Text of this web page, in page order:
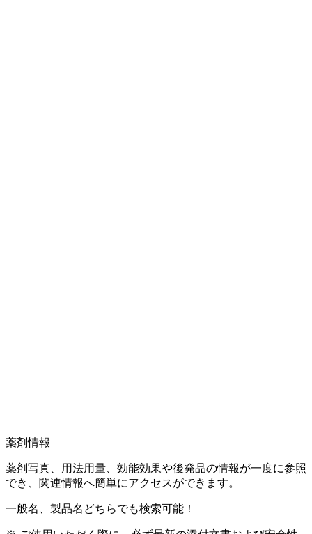
薬剤情報
薬剤写真、用法用量、効能効果や後発品の情報が一度に参照
でき、関連情報へ簡単にアクセスができます。
一般名、製品名どちらでも検索可能！